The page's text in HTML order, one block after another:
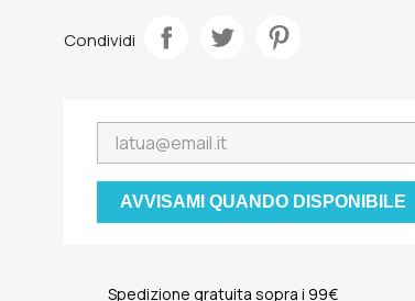
Condividi
AVVISAMI QUANDO DISPONIBILE
Spedizione gratuita sopra i 99€